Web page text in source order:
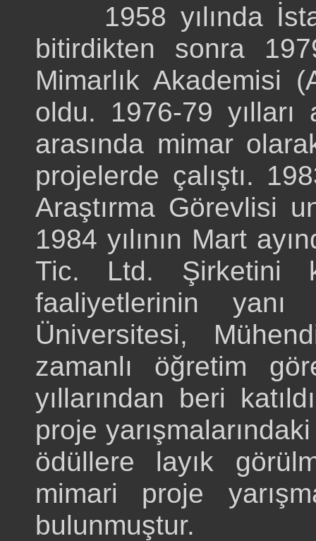
1958 yılında
bitirdikten sonra
Mimarlık Akademisi
oldu. 1976-79 yılları
arasında mimar
projelerde çalıştı.
Araştırma Görevlisi
1984 yılının Mart
Tic. Ltd. Şirketini
faaliyetlerinin
Üniversitesi,
zamanlı öğretim
yıllarından beri
proje
ödüllere layık
mimari proje
bulunmuştur.